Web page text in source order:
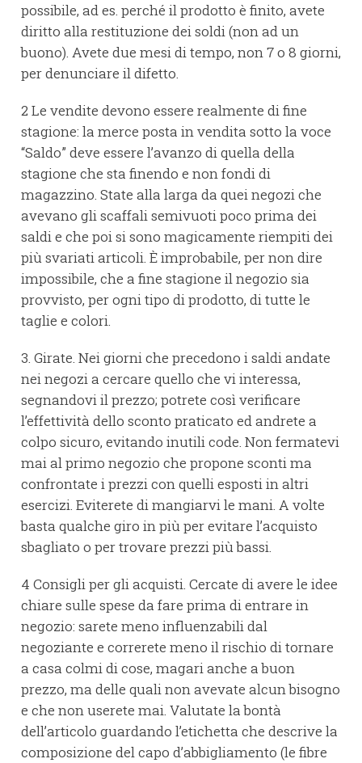
possibile, ad es. perché il prodotto è finito, avete
diritto alla restituzione dei soldi (non ad un
buono). Avete due mesi di tempo, non 7 o 8 giorni,
per denunciare il difetto.
2 Le vendite devono essere realmente di fine
stagione: la merce posta in vendita sotto la voce
“Saldo” deve essere l’avanzo di quella della
stagione che sta finendo e non fondi di
magazzino. State alla larga da quei negozi che
avevano gli scaffali semivuoti poco prima dei
saldi e che poi si sono magicamente riempiti dei
più svariati articoli. È improbabile, per non dire
impossibile, che a fine stagione il negozio sia
provvisto, per ogni tipo di prodotto, di tutte le
taglie e colori.
3. Girate. Nei giorni che precedono i saldi andate
nei negozi a cercare quello che vi interessa,
segnandovi il prezzo; potrete così verificare
l’effettività dello sconto praticato ed andrete a
colpo sicuro, evitando inutili code. Non fermatevi
mai al primo negozio che propone sconti ma
confrontate i prezzi con quelli esposti in altri
esercizi. Eviterete di mangiarvi le mani. A volte
basta qualche giro in più per evitare l’acquisto
sbagliato o per trovare prezzi più bassi.
4 Consigli per gli acquisti. Cercate di avere le idee
chiare sulle spese da fare prima di entrare in
negozio: sarete meno influenzabili dal
negoziante e correrete meno il rischio di tornare
a casa colmi di cose, magari anche a buon
prezzo, ma delle quali non avevate alcun bisogno
e che non userete mai. Valutate la bontà
dell’articolo guardando l’etichetta che descrive la
composizione del capo d’abbigliamento (le fibre